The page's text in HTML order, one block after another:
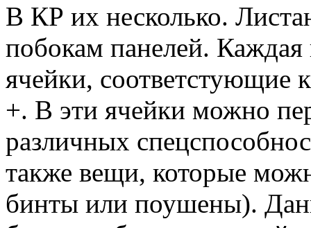
В КР их несколько.
побокам панелей.
ячейки, соответстующие
+. В эти ячейки можно
различных
также вещи, которые
бинты или поушены).